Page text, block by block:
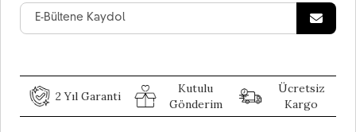
2 Yıl Garanti
Kutulu
Gönderim
Ücretsiz
Kargo